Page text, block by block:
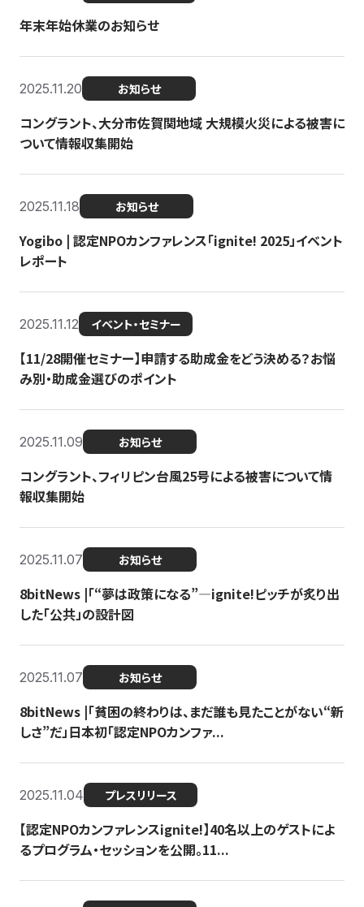
年末年始休業のお知らせ
2025.11.20 お知らせ
コングラント、大分市佐賀関地域 大規模火災による被害に
ついて情報収集開始
2025.11.18 お知らせ
Yogibo | 認定NPOカンファレンス「ignite! 2025」イベント
レポート
2025.11.12 イベント・セミナー
【11/28開催セミナー】申請する助成金をどう決める？お悩
み別・助成金選びのポイント
2025.11.09 お知らせ
コングラント、フィリピン台風25号による被害について情
報収集開始
2025.11.07 お知らせ
8bitNews |「“夢は政策になる”—ignite!ピッチが炙り出
した「公共」の設計図
2025.11.07 お知らせ
8bitNews |「貧困の終わりは、まだ誰も見たことがない“新
しさ”だ」日本初「認定NPOカンファ...
2025.11.04 プレスリリース
【認定NPOカンファレンスignite!】40名以上のゲストによ
るプログラム・セッションを公開。11...